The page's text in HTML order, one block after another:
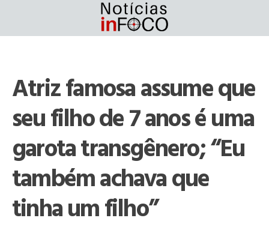
content
Atriz famosa assume que
seu filho de 7 anos é uma
garota transgênero; “Eu
também achava que
tinha um filho”